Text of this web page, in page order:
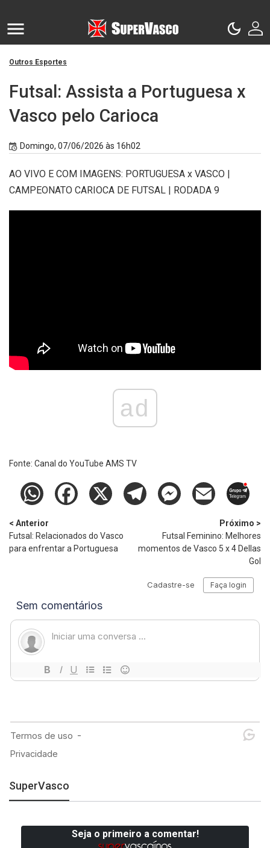
Outros Esportes
Futsal: Assista a Portuguesa x
Vasco pelo Carioca
Domingo, 07/06/2026 às 16h02
AO VIVO E COM IMAGENS: PORTUGUESA x VASCO |
CAMPEONATO CARIOCA DE FUTSAL | RODADA 9
ad
Fonte: Canal do YouTube AMS TV
< Anterior
Futsal: Relacionados do Vasco
para enfrentar a Portuguesa
Próximo >
Futsal Feminino: Melhores
momentos de Vasco 5 x 4 Dellas
Gol
SuperVasco